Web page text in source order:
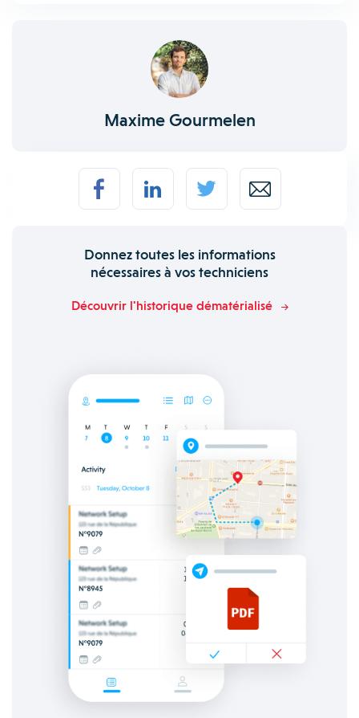
Maxime Gourmelen
Donnez toutes les informations
nécessaires à vos techniciens
Découvrir l'historique dématérialisé